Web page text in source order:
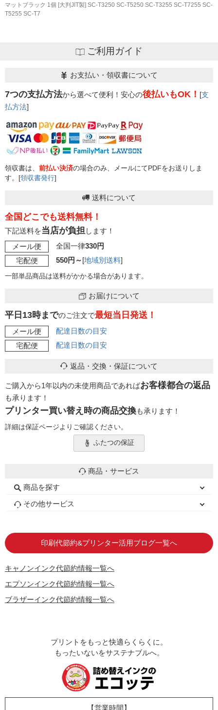
マットブラック 1個 [大判JIT製] SC-T3250 SC-T5250 SC-T3255 SC-T7255 SC-
T5255 SC-T7
ご利用ガイド
お支払い・領収書について
7つの支払方法から選べて便利！安心の後払いもOK！ [支
払方法]
領収書は、 前払い決済の場合のみ、メールにてPDFをお送りしま
す。[領収書発行]
送料について
全国どこでも送料無料！
下記送料を当店が負担 します！
メール便
全国一律330円
宅配便
550円～[地域別送料]
一部単品商品は送料がかかる場合があります。
お届けについて
平日13時までのご注文で最短当日発送！
メール便
配達日数の目安
宅配便
配達日数の目安
返品・交換・保証について
ご購入から1年以内の未使用商品であればお客様都合の返品
も承ります！
プリンター買い替え時の商品交換も承ります！
詳細は保証ページよりご確認ください。
ふたつの保証
商品・サービス
商品を探す
初心者用セット
キャノンインク
エプソンインク
ブラザーインク
詰め替えインク
互換インクボトル
互換インクカートリッジ
再生インクカートリッジ
トナーカートリッジ
その他サービス
印刷代節約&プリンター活用ブログ一覧へ
キャノンインク代節約情報一覧へ
エプソンインク代節約情報一覧へ
ブラザーインク代節約情報一覧へ
プリントをもっと快適らくらくに。
もったいないをサステナブルへ。
【営業時間】